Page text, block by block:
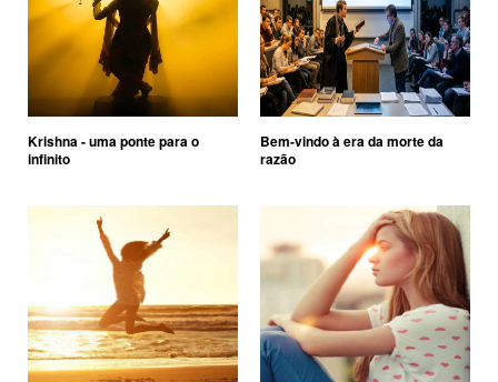
Krishna - uma ponte para o
infinito
Bem-vindo à era da morte da
razão